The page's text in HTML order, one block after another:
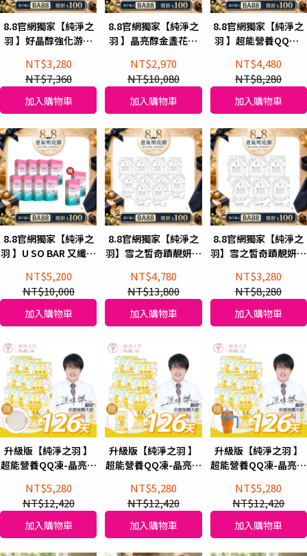
8.8官網獨家【純淨之
羽 】好晶醇強化游離
946ml(買2罐+加贈1
罐體驗)
NT$3,280
NT$7,360
加入購物車
8.8官網獨家【純淨之
羽 】晶亮醇金盞花葉
盒)
NT$2,970
NT$10,080
加入購物車
8.8官網獨家【純淨之
羽 】超能營養QQ凍-
(60天份)
NT$4,480
NT$8,280
加入購物車
8.8官網獨家【純淨之
羽 】U SO BAR 又纖棒
升級配方
NT$5,200
NT$10,000
加入購物車
8.8官網獨家【純淨之
羽】雪之皙奇蹟靚妍飲
NT$4,780
NT$13,800
加入購物車
8.8官網獨家【純淨之
羽】雪之皙奇蹟靚妍飲
NT$3,280
NT$8,280
加入購物車
升級版【純淨之羽 】
超能營養QQ凍-晶亮醇
份)+贈韓式煎烤盤1組
NT$5,280
NT$12,420
加入購物車
升級版【純淨之羽 】
超能營養QQ凍-晶亮醇
份)+再贈1盒
NT$5,280
NT$12,420
加入購物車
升級版【純淨之羽 】
超能營養QQ凍-晶亮醇
份)+贈Bugatti 布加迪
義大利設計 吸管隨手
杯 1.18L
NT$5,280
NT$12,420
加入購物車